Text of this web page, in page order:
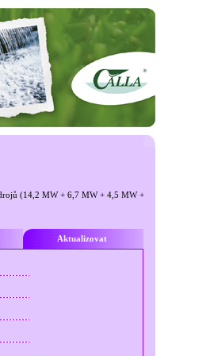
(14,2 MW + 6,7 MW + 4,5 MW +
Aktualizovat